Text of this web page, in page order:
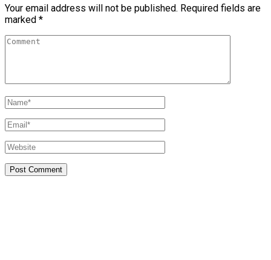
Your email address will not be published. Required fields are
marked *